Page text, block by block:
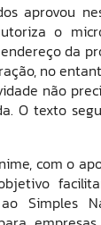
aprovou
o
da
no
não
O texto
com o
Simples